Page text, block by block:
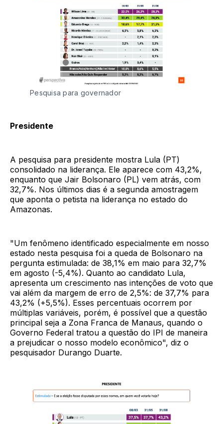
Pesquisa para governador
Presidente
A pesquisa para presidente mostra Lula (PT)
consolidado na liderança. Ele aparece com 43,2%,
enquanto que Jair Bolsonaro (PL) vem atrás, com
32,7%. Nos últimos dias é a segunda amostragem
que aponta o petista na liderança no estado do
Amazonas.
"Um fenômeno identificado especialmente em nosso
estado nesta pesquisa foi a queda de Bolsonaro na
pergunta estimulada: de 38,1% em maio para 32,7%
em agosto (-5,4%). Quanto ao candidato Lula,
apresenta um crescimento nas intenções de voto que
vai além da margem de erro de 2,5%: de 37,7% para
43,2% (+5,5%). Esses percentuais ocorrem por
múltiplas variáveis, porém, é possível que a questão
principal seja a Zona Franca de Manaus, quando o
Governo Federal tratou a questão do IPI de maneira
a prejudicar o nosso modelo econômico", diz o
pesquisador Durango Duarte.